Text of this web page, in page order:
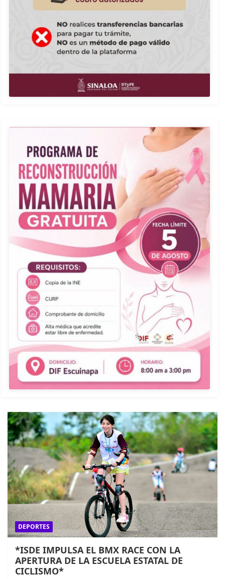
DEPORTES
*ISDE IMPULSA EL BMX RACE CON LA
APERTURA DE LA ESCUELA ESTATAL DE
CICLISMO*